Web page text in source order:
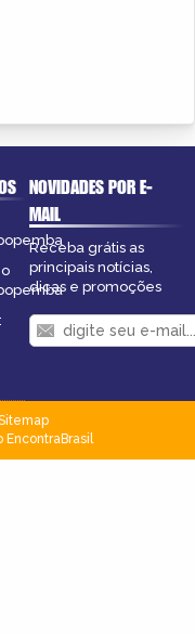
NOVIDADES POR E-
MAIL
Receba grátis as
principais notícias,
dicas e promoções